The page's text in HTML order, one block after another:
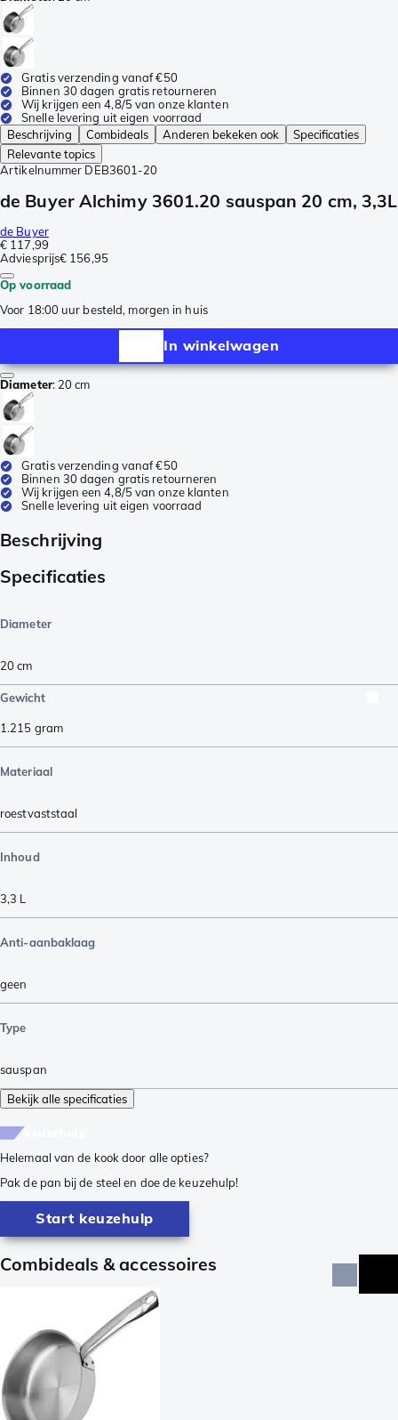
Gratis verzending vanaf €50
Binnen 30 dagen gratis retourneren
Wij krijgen een 4,8/5 van onze klanten
Snelle levering uit eigen voorraad
Beschrijving
Combideals Anderen bekeken ook
Specificaties
Relevante topics
Artikelnummer DEB3601-20
de Buyer Alchimy 3601.20 sauspan 20 cm, 3,3L
de Buyer
€ 117,99
Adviesprijs€ 156,95
Op voorraad
Voor 18:00 uur besteld, morgen in huis
In winkelwagen
Diameter: 20 cm
Gratis verzending vanaf €50
Binnen 30 dagen gratis retourneren
Wij krijgen een 4,8/5 van onze klanten
Snelle levering uit eigen voorraad
Beschrijving
Specificaties
Diameter
20 cm
Gewicht
1.215 gram
Materiaal
roestvaststaal
Inhoud
3,3 L
Anti-aanbaklaag
geen
Type
sauspan
Bekijk alle specificaties
Helemaal van de kook door alle opties?
Pak de pan bij de steel en doe de keuzehulp!
Start keuzehulp
Combideals & accessoires